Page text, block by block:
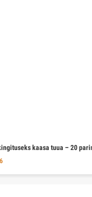
kaasa tuua – 20